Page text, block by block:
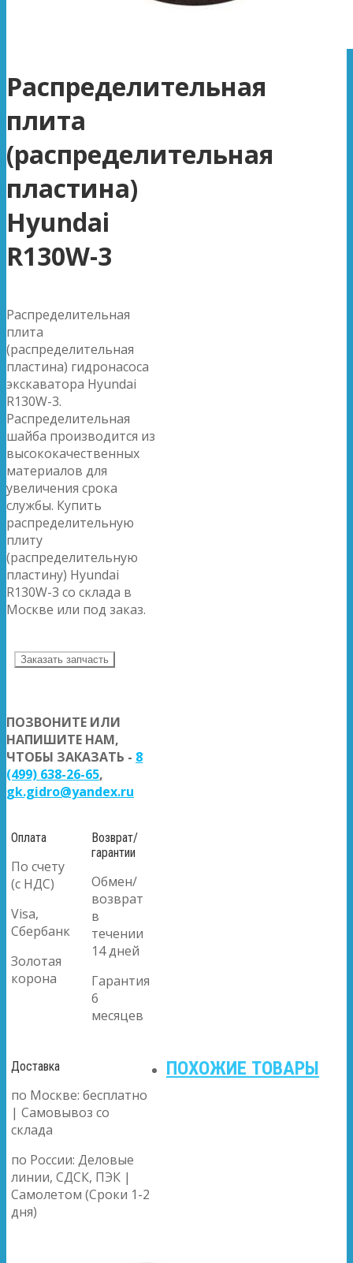
Распределительная
плита
(распределительная
пластина)
Hyundai
R130W-3
Распределительная
плита
(распределительная
пластина) гидронасоса
экскаватора Hyundai
R130W-3.
Распределительная
шайба производится из
высококачественных
материалов для
увеличения срока
службы. Купить
распределительную
плиту
(распределительную
пластину) Hyundai
R130W-3 со склада в
Москве или под заказ.
Заказать запчасть
ПОЗВОНИТЕ ИЛИ
НАПИШИТЕ НАМ,
ЧТОБЫ ЗАКАЗАТЬ - 8
(499) 638-26-65,
gk.gidro@yandex.ru
Оплата
По счету
(с НДС)
Visa,
Сбербанк
Золотая
корона
Возврат/
гарантии
Обмен/
возврат
в
течении
14 дней
Гарантия
6
месяцев
Доставка
по Москве: бесплатно
| Самовывоз со
склада
по России: Деловые
линии, СДСК, ПЭК |
Самолетом (Сроки 1-2
дня)
ПОХОЖИЕ ТОВАРЫ